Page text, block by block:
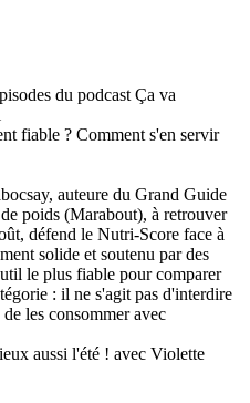
du podcast Ça va
fiable ? Comment s'en servir
auteure du Grand Guide
poids (Marabout), à retrouver
défend le Nutri-Score face à
solide et soutenu par des
le plus fiable pour comparer
: il ne s'agit pas d'interdire
les consommer avec
aussi l'été ! avec Violette